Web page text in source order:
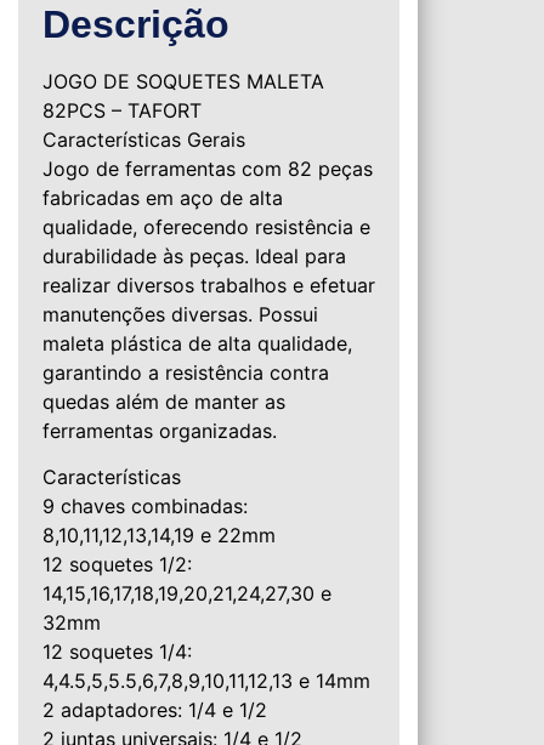
Descrição
JOGO DE SOQUETES MALETA
82PCS – TAFORT
Características Gerais
Jogo de ferramentas com 82 peças
fabricadas em aço de alta
qualidade, oferecendo resistência e
durabilidade às peças. Ideal para
realizar diversos trabalhos e efetuar
manutenções diversas. Possui
maleta plástica de alta qualidade,
garantindo a resistência contra
quedas além de manter as
ferramentas organizadas.
Características
9 chaves combinadas:
8,10,11,12,13,14,19 e 22mm
12 soquetes 1/2:
14,15,16,17,18,19,20,21,24,27,30 e
32mm
12 soquetes 1/4:
4,4.5,5,5.5,6,7,8,9,10,11,12,13 e 14mm
2 adaptadores: 1/4 e 1/2
2 juntas universais: 1/4 e 1/2